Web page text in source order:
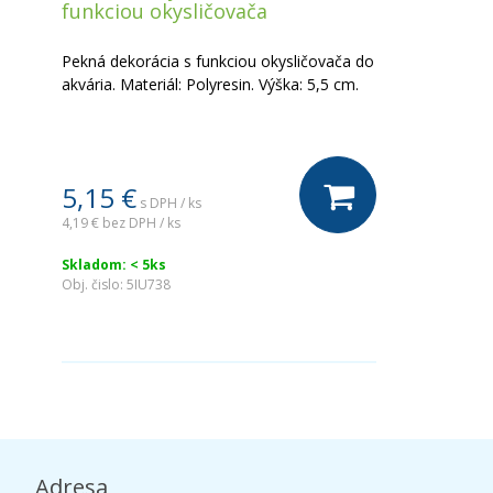
funkciou okysličovača
Pekná dekorácia s funkciou okysličovača do
akvária. Materiál: Polyresin. Výška: 5,5 cm.
5,15 € s DPH / ks
4,19 € bez DPH / ks
Skladom: < 5ks
Obj. čislo: 5IU738
Adresa